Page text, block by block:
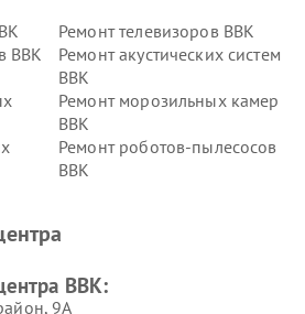
Ремонт телевизоров BBK
BBK
Ремонт акустических систем
BBK
Ремонт морозильных камер
BBK
Ремонт роботов-пылесосов
BBK
BBK
BBK:
9А